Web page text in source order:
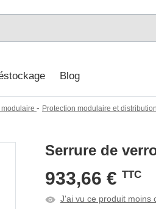
Blog
- Protection modulaire et
Serrure de
933,66 € TTC
J'ai vu ce produit moins